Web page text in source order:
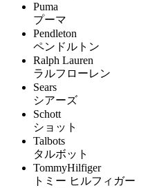
Puma
プーマ
Pendleton
ペンドルトン
Ralph Lauren
ラルフローレン
Sears
シアーズ
Schott
ショット
Talbots
タルボット
TommyHilfiger
トミー ヒルフィガー